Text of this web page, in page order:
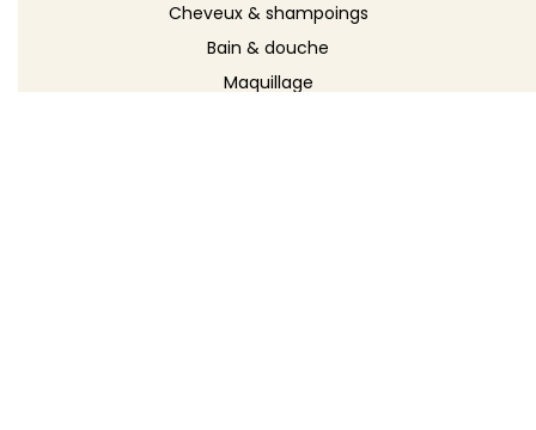
Cheveux & shampoings
Bain & douche
Maquillage